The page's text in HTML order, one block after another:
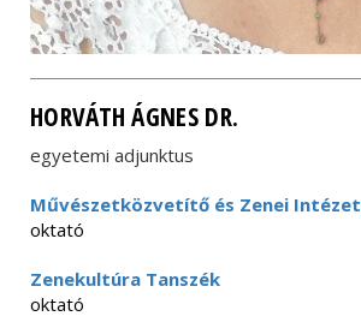
HORVÁTH ÁGNES DR.
egyetemi adjunktus
Művészetközvetítő és Zenei Intézet
oktató
Zenekultúra Tanszék
oktató